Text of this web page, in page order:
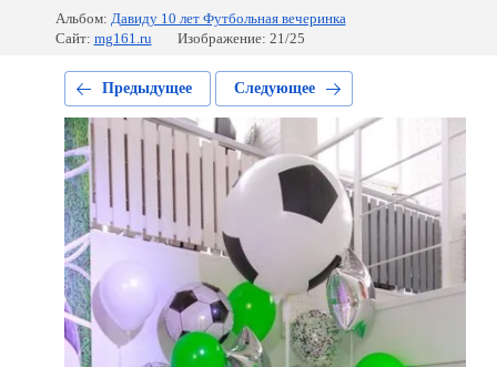
Альбом: Давиду 10 лет Футбольная вечеринка
Сайт: mg161.ru Изображение: 21/25
Предыдущее Следующее